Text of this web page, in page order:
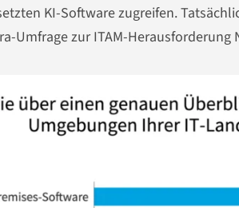
KI-Software zugreifen.
Umfrage zur ITAM-Herausforderung